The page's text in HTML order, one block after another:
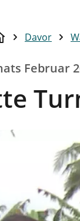
Davor
Februar